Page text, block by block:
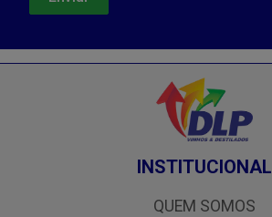
INSTITUCIONAL
QUEM SOMOS